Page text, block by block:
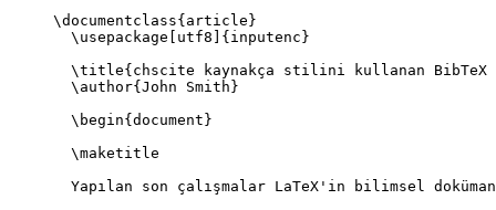
\documentclass{ article }
\usepackage
utf8 ]{ inputenc }
\title{chscite kaynakça stilini kullanan BibTeX
\author{John Smith}
\begin{ document }
\maketitle
Yapılan son çalışmalar LaTeX'in bilimsel